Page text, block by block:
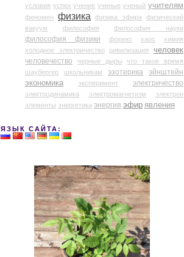
условия успех учение ученые ученый учителям
феномен физика физика эфира
физический
вакуум
философия философия науки
философия физики форекс хаос
химия
холодное электричество
цивилизация человек
человечество черные дыры
что такое время
шаубергер
школьникам эзотерика
эйнштейн
экономика
эксперимент электричество
электродинамика электромагнетизм
электрон
элементы энергетика энергия эфир явления
ЯЗЫК САЙТА: